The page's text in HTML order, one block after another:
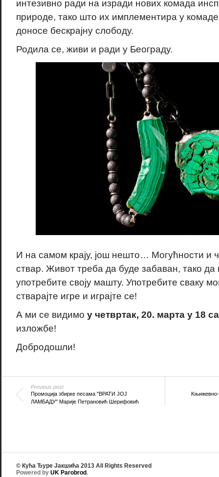
интезивно ради на изради нових комада
природе, тако што их имплементира у комаде
доносе бескрајну слободу.
Родила се, живи и ради у Београду.
И на самом крају, још нешто… Могућности и
ствар. Живот треба да буде забаван, тако
употребите своју машту. Употребите сваку
стварајте игре и играјте се!
А ми се видимо у четвртак, 20. марта у 18
изложбе!
Добродошли!
Previous post
Промоција збирке песама "ВРАТИ ЈОЈ
ЛАМБАДУ" Марије Петрановић Шерифовић
© Кућа Ђуре Јакшића 2013 All Rights Reserved
Powered by UK Parobrod.